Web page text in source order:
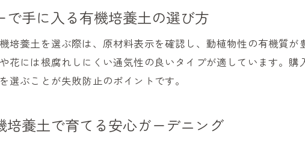
有機培養土おすすめ商品の選び
植物別に考える有機培養土のベ
有機培養土ならではの効果的な植物
有機培養土で花や野菜を元気に
観葉植物にも合う有機培養土の
で手に入る有機培養土の選び方
培養土を選ぶ際は、原材料表示を確認し、動植物性の有機質
花には根腐れしにくい通気性の良いタイプが適しています。
選ぶことが失敗防止のポイントです。
培養土で育てる安心ガーデニング